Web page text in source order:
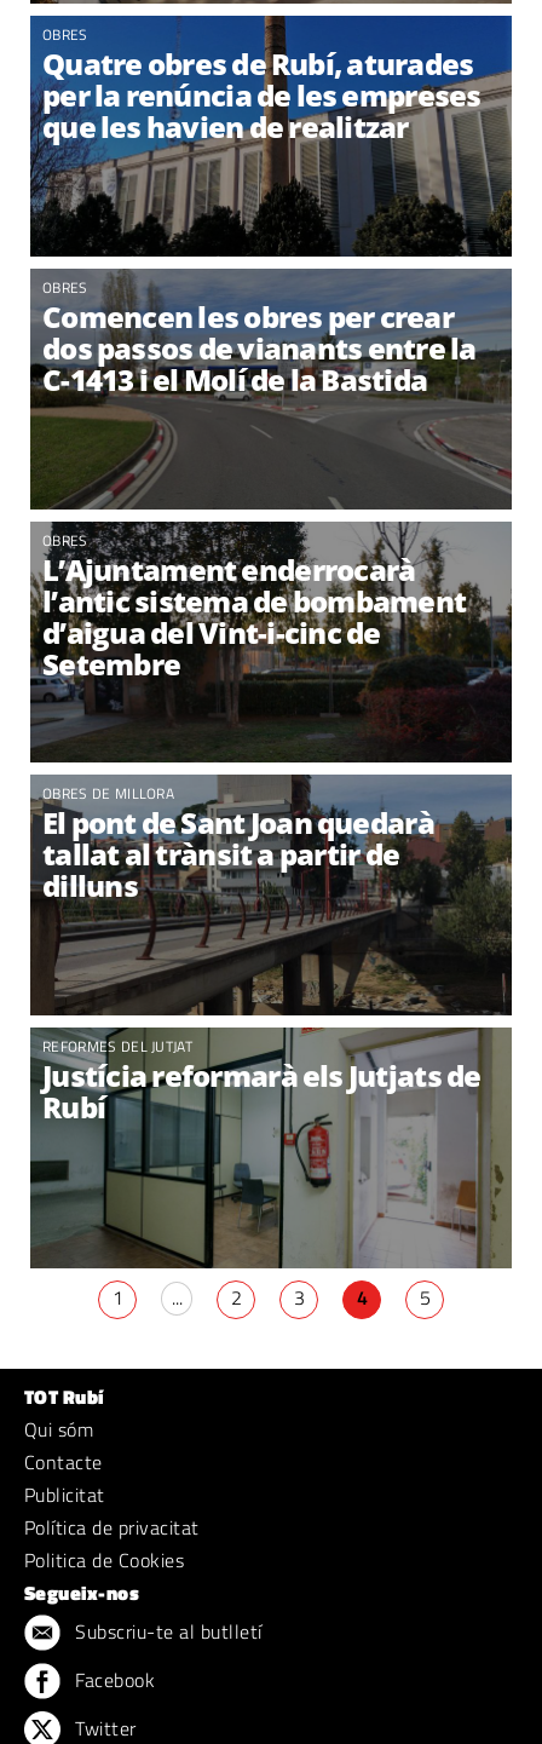
OBRES
Quatre obres de Rubí, aturades
per la renúncia de les empreses
que les havien de realitzar
OBRES
Comencen les obres per crear
dos passos de vianants entre la
C-1413 i el Molí de la Bastida
OBRES
L’Ajuntament enderrocarà
l’antic sistema de bombament
d’aigua del Vint-i-cinc de
Setembre
OBRES DE MILLORA
El pont de Sant Joan quedarà
tallat al trànsit a partir de
dilluns
REFORMES DEL JUTJAT
Justícia reformarà els Jutjats de
Rubí
1 ... 2 3 4 5
TOT Rubí
Qui sóm
Contacte
Publicitat
Política de privacitat
Politica de Cookies
Segueix-nos
Subscriu-te al butlletí
Facebook
Twitter